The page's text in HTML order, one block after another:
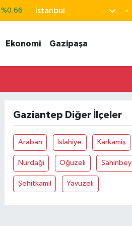
%0.66
%0.18
%0.22
İstanbul
Ekonomi Gazipaşa
Gaziantep Diğer İlçeler
Araban İslahiye Karkamiş
Nurdaği Oğuzeli Şahinbey
Şehitkamil Yavuzeli